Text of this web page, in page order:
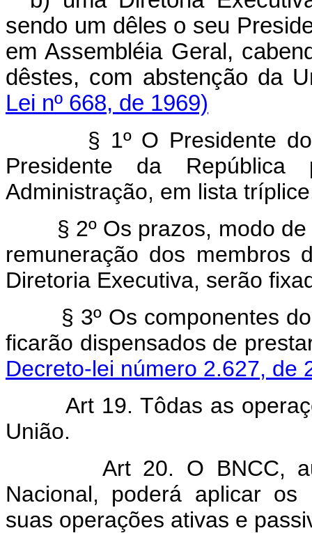
sendo um dêles o seu
em Assembléia Geral,
dêstes, com abstenção da
Lei nº 668, de 1969)
§ 1º O Presidente do
Presidente da
Administração, em lista
§ 2º Os prazos, modo de
remuneração dos membros
Diretoria Executiva, serão
§ 3º Os componentes do
ficarão dispensados de
Decreto-lei número 2.627, de
Art 19. Tôdas as
União.
Art 20. O BNCC,
Nacional, poderá aplicar
suas operações ativas e